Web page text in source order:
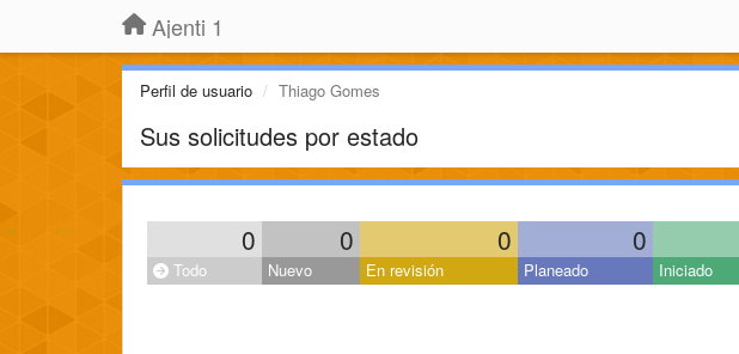
Ajenti 1
Perfil de usuario Thiago Gomes
Sus solicitudes por estado
0 0 0 0
Todo Nuevo En revisión Planeado Iniciado